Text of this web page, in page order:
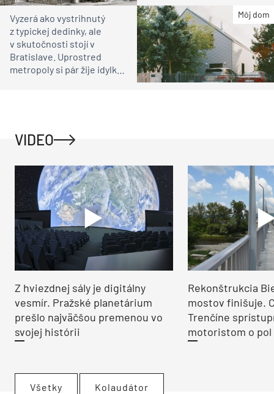
čakali
Môj dom
Vyzerá ako vystrihnutý
z typickej dedinky, ale
v skutočnosti stojí v
Bratislave. Uprostred
metropoly si pár žije idylku
VIDEO
Z hviezdnej sály je digitálny
vesmír. Pražské planetárium
prešlo najväčšou premenou vo
svojej histórii
Rekonštrukcia
mostov finišuje.
Trenčíne
motoristom o pol
Všetky Kolaudátor